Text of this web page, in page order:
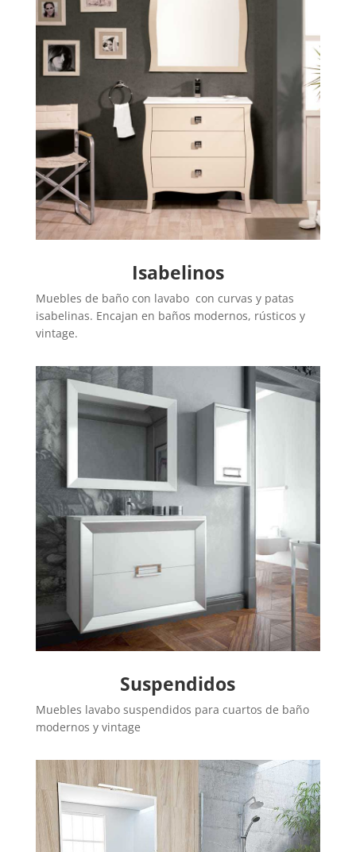
Isabelinos
Muebles de baño con lavabo con curvas y patas
isabelinas. Encajan en baños modernos, rústicos y
vintage.
Suspendidos
Muebles lavabo suspendidos para cuartos de baño
modernos y vintage